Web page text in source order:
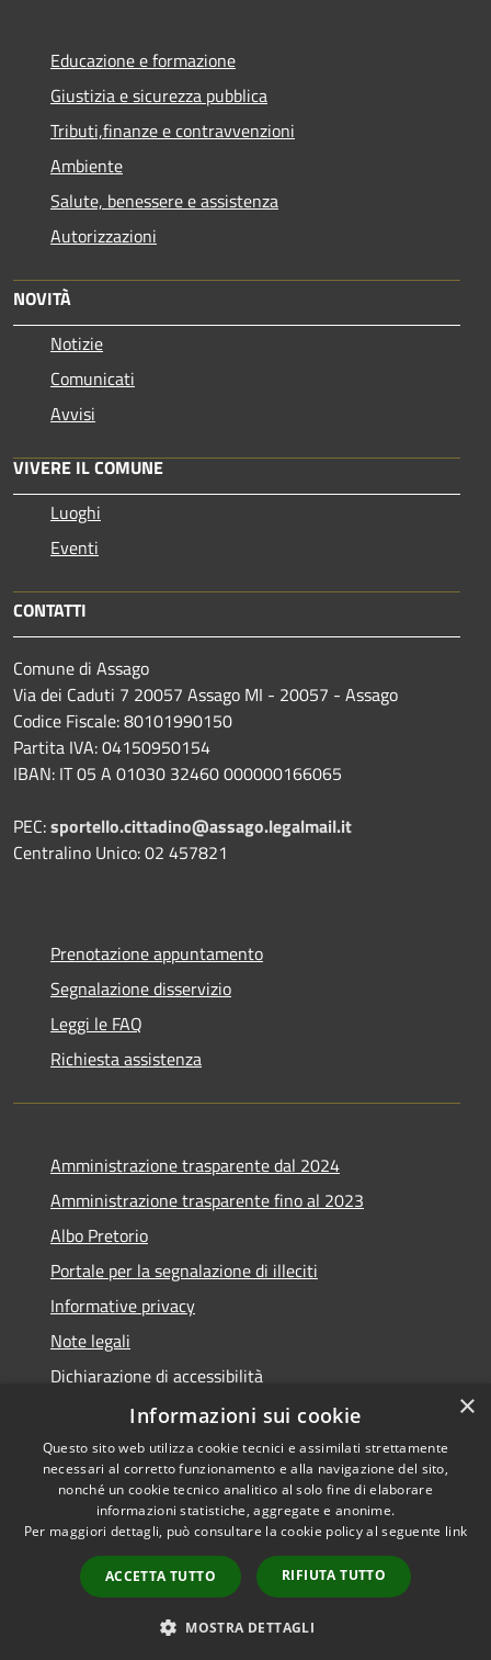
Educazione e formazione
Giustizia e sicurezza pubblica
Tributi,finanze e contravvenzioni
Ambiente
Salute, benessere e assistenza
Autorizzazioni
NOVITÀ
Notizie
Comunicati
Avvisi
VIVERE IL COMUNE
Luoghi
Eventi
CONTATTI
Comune di Assago
Via dei Caduti 7 20057 Assago MI - 20057 - Assago
Codice Fiscale: 80101990150
Partita IVA: 04150950154
IBAN: IT 05 A 01030 32460 000000166065
PEC:sportello.cittadino@assago.legalmail.it
Centralino Unico: 02 457821
Prenotazione appuntamento
Segnalazione disservizio
Leggi le FAQ
Richiesta assistenza
Amministrazione trasparente dal 2024
Amministrazione trasparente fino al 2023
Albo Pretorio
Portale per la segnalazione di illeciti
Informative privacy
Note legali
Dichiarazione di accessibilità
Segnalazioni di inaccessibilità
RSS
Accessibilità
Copyright © 2026 • Comune di
Municipium•
Accesso
redazione
×
Informazioni sui cookie
Questo sito web utilizza cookie tecnici e assimilati strettamente
necessari al corretto funzionamento e alla navigazione del sito,
nonché un cookie tecnico analitico al solo fine di elaborare
informazioni statistiche, aggregate e anonime.
Per maggiori dettagli, può consultare la cookie policy al seguente link
ACCETTA TUTTO RIFIUTA TUTTO
MOSTRA DETTAGLI